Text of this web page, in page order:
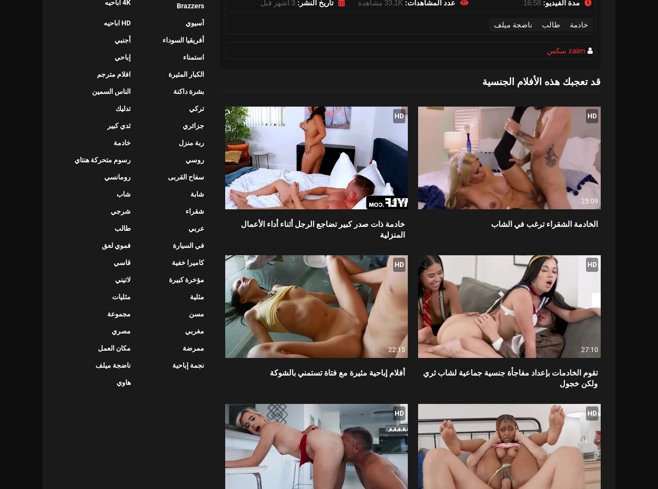
مدة الفيديو: 16:58 عدد المشاهدات: 33.1K مشاهدة تاريخ النشر: 3 أشهر قبل
خادمة طالب ناضجة ميلف
zaiim سكس
قد تعجبك هذه الأفلام الجنسية
HD
25:09
الخادمة الشقراء ترغب في الشاب
HD
16:56
خادمة ذات صدر كبير تضاجع الرجل أثناء أداء الأعمال
المنزلية
HD
27:10
تقوم الخادمات بإعداد مفاجأة جنسية جماعية لشاب ثري
ولكن خجول
HD
22:15
أفلام إباحية مثيرة مع فتاة تستمني بالشوكة
HD
HD
4K اباحيه Brazzers
HD اباحيه آسيوي
أجنبي أفريقيا السوداء
إباحي استمناء
افلام مترجم الكبار المثيرة
الناس السمين بشرة داكنة
تدليك تركي
ثدي كبير جزائري
خادمة ربة منزل
رسوم متحركة هنتاي روسي
رومانسي سفاح القربى
شاب شابة
شرجي شقراء
طالب عربي
فموي لعق في السيارة
قاسي كاميرا خفية
لاتيني مؤخرة كبيرة
مثليات مثلية
مجموعة مسن
مصري مغربي
مكان العمل ممرضة
ناضجة ميلف نجمة إباحية
هاوي